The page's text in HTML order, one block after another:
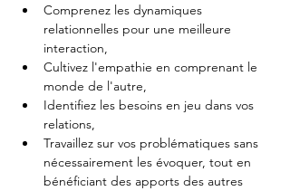
Comprenez les dynamiques
relationnelles pour une meilleure
interaction,
Cultivez l'empathie en comprenant le
monde de l'autre,
Identifiez les besoins en jeu dans vos
relations,
Travaillez sur vos problématiques sans
nécessairement les évoquer, tout en
bénéficiant des apports des autres